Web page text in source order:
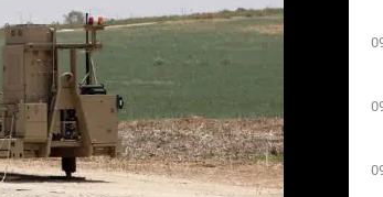
Фото: Talucho / Flash90